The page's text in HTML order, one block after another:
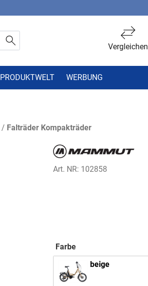
Vergleichen
PRODUKTWELT WERBUNG
/ Falträder Kompakträder
Art. NR: 102858
Farbe
beige